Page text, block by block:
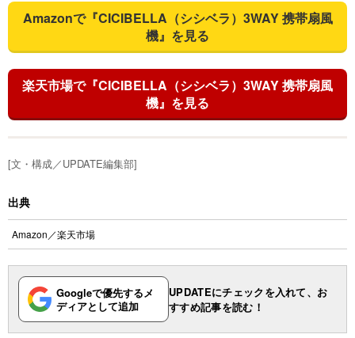
Amazonで『CICIBELLA（シシベラ）3WAY 携帯扇風
機』を見る
楽天市場で『CICIBELLA（シシベラ）3WAY 携帯扇風
機』を見る
[文・構成／UPDATE編集部]
出典
Amazon ／楽天市場
Googleで優先するメ
ディアとして追加
UPDATEにチェックを入れて、お
すすめ記事を読む！